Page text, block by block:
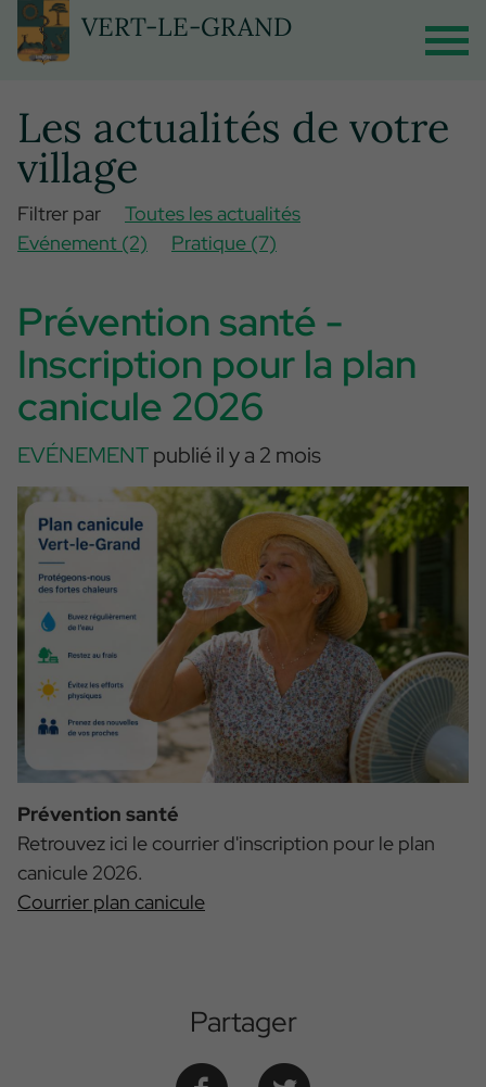
VERT-LE-GRAND
Les actualités de votre
village
Filtrer par
Toutes les actualités
Evénement (2)
Pratique (7)
Prévention santé -
Inscription pour la plan
canicule 2026
EVÉNEMENTpublié il y a 2 mois
Prévention santé
Retrouvez ici le courrier d'inscription pour le plan
canicule 2026.
Courrier plan canicule
Partager
Panneau de gestion des cookies